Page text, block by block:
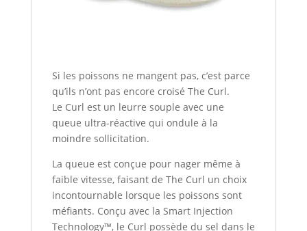
Si les poissons ne mangent pas, c’est parce
qu’ils n’ont pas encore croisé The Curl.
Le Curl est un leurre souple avec une
queue ultra-réactive qui ondule à la
moindre sollicitation.
La queue est conçue pour nager même à
faible vitesse, faisant de The Curl un choix
incontournable lorsque les poissons sont
méfiants. Conçu avec la Smart Injection
Technology™, le Curl possède du sel dans le